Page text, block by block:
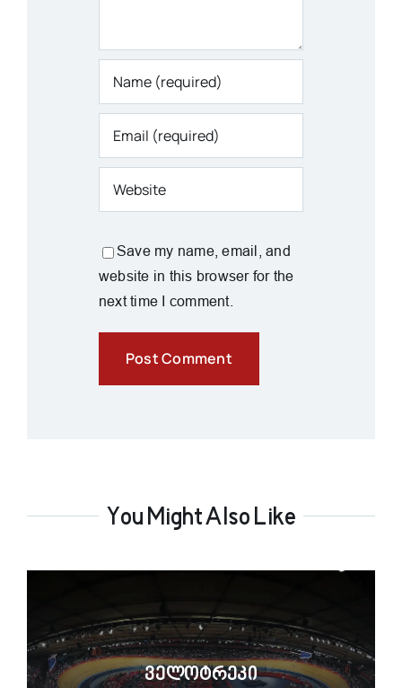
Save my name, email, and
website in this browser for the
next time I comment.
You Might Also Like
Ველოტრეკი